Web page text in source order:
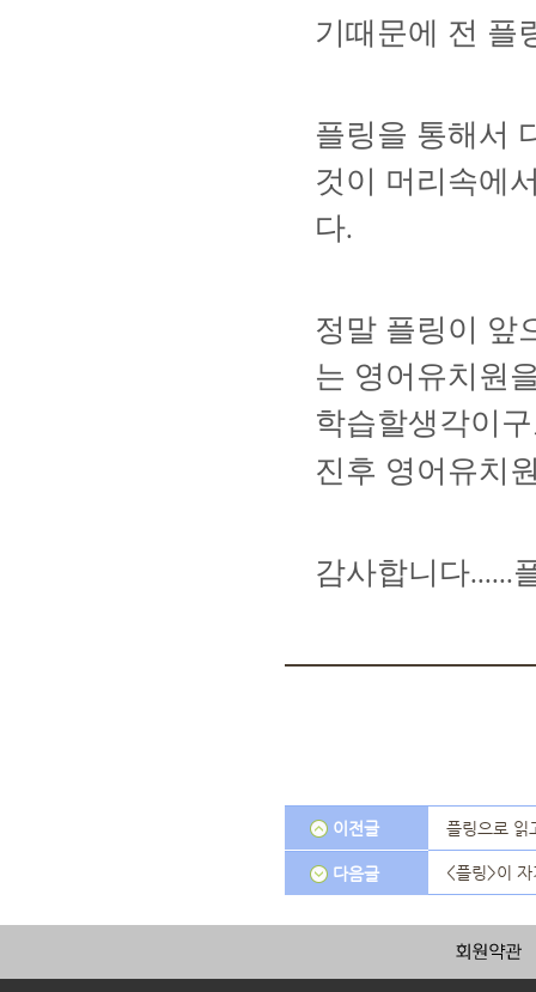
기때문에 전 플
플링을 통해서
것이 머리속에
다.
정말 플링이 앞
는 영어유치원
학습할생각이
진후 영어유치
감사합니다......
이전글 플링으로 읽
다음글 <플링>이